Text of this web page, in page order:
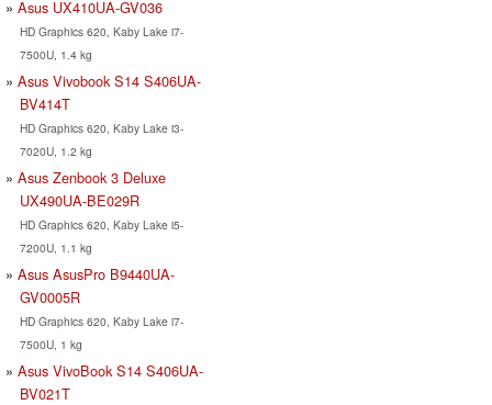
Asus UX410UA-GV036
HD Graphics 620, Kaby Lake i7-
7500U, 1.4 kg
Asus Vivobook S14 S406UA-
BV414T
HD Graphics 620, Kaby Lake i3-
7020U, 1.2 kg
Asus Zenbook 3 Deluxe
UX490UA-BE029R
HD Graphics 620, Kaby Lake i5-
7200U, 1.1 kg
Asus AsusPro B9440UA-
GV0005R
HD Graphics 620, Kaby Lake i7-
7500U, 1 kg
Asus VivoBook S14 S406UA-
BV021T